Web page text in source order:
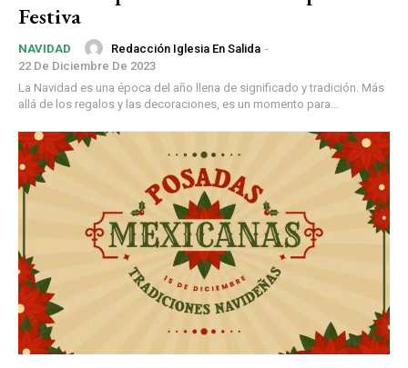
Festiva
NAVIDAD Redacción Iglesia En Salida -
22 De Diciembre De 2023
La Navidad es una época del año llena de significado y tradición. Más
allá de los regalos y las decoraciones, es un momento para...